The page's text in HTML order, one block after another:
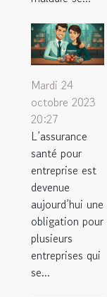
Mardi 24
octobre 2023
20:27
L’assurance
santé pour
entreprise est
devenue
aujourd’hui une
obligation pour
plusieurs
entreprises qui
se...